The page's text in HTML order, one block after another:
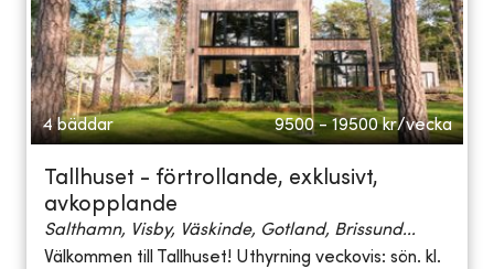
4 bäddar 9500 - 19500 kr/vecka
Tallhuset - förtrollande, exklusivt,
avkopplande
Salthamn, Visby, Väskinde, Gotland, Brissund...
Välkommen till Tallhuset! Uthyrning veckovis: sön. kl.